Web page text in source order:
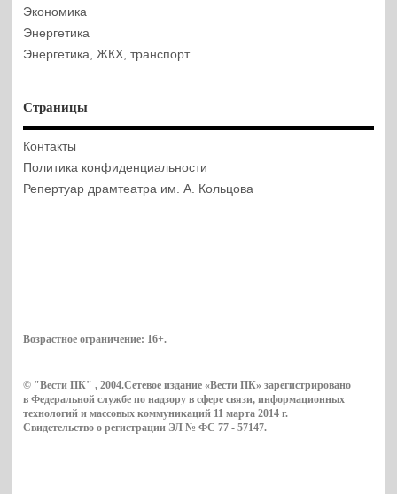
Экономика
Энергетика
Энергетика, ЖКХ, транспорт
Страницы
Контакты
Политика конфиденциальности
Репертуар драмтеатра им. А. Кольцова
Возрастное ограничение: 16+.
© "Вести ПК" , 2004.Сетевое издание «Вести ПК» зарегистрировано
в Федеральной службе по надзору в сфере связи, информационных
технологий и массовых коммуникаций 11 марта 2014 г.
Свидетельство о регистрации ЭЛ № ФС 77 - 57147.